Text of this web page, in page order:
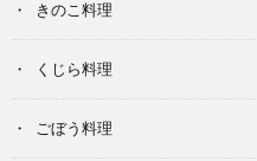
きのこ料理
くじら料理
ごぼう料理